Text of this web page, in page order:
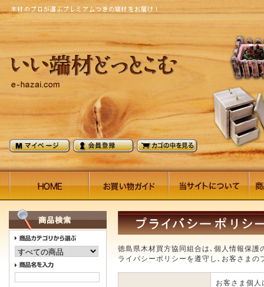
徳島県木材買方協同組合は､個人情報保
ライバシーポリシーを遵守し､お客さまの
お客さま個